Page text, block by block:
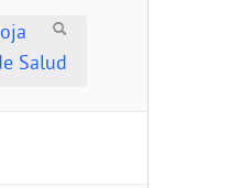
Salud